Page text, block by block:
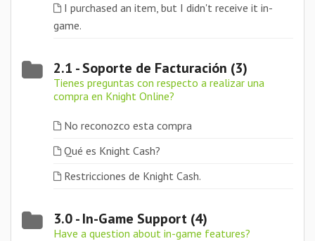
I purchased an item, but I didn't receive it in-
game.
2.1 - Soporte de Facturación (3)
Tienes preguntas con respecto a realizar una
compra en Knight Online?
No reconozco esta compra
Qué es Knight Cash?
Restricciones de Knight Cash.
3.0 - In-Game Support (4)
Have a question about in-game features?